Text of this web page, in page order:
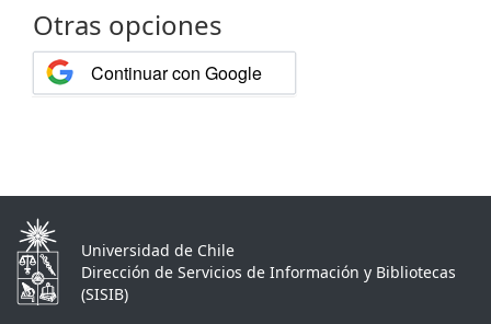
Otras opciones
Continuar con Google
Universidad de Chile
Dirección de Servicios de Información y Bibliotecas
(SISIB)